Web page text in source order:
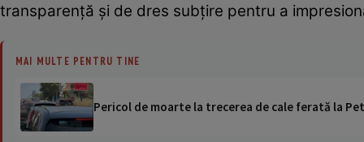
transparență și de dres subțire pentru a
MAI MULTE PENTRU TINE
Pericol de moarte la trecerea de cale ferată la